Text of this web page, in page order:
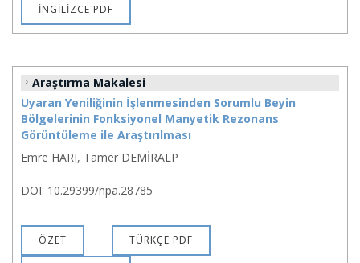
İNGİLİZCE PDF
Araştırma Makalesi
Uyaran Yeniliğinin İşlenmesinden Sorumlu Beyin
Bölgelerinin Fonksiyonel Manyetik Rezonans
Görüntüleme ile Araştırılması
Emre HARI, Tamer DEMİRALP
DOI: 10.29399/npa.28785
ÖZET TÜRKÇE PDF